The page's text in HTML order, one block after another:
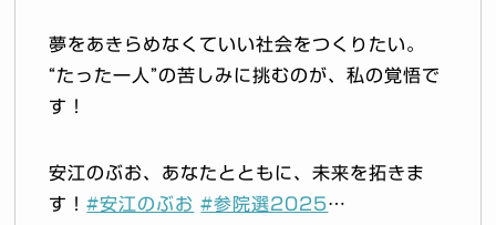
夢をあきらめなくていい社会をつくりたい。
“たった一人”の苦しみに挑むのが、私の覚悟で
す！
安江のぶお、あなたとともに、未来を拓きま
す！#安江のぶお #参院選2025…